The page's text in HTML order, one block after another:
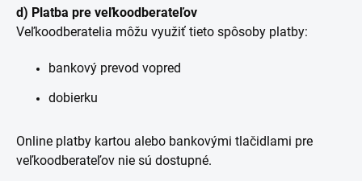
d) Platba pre veľkoodberateľov
Veľkoodberatelia môžu využiť tieto spôsoby platby:
bankový prevod vopred
dobierku
Online platby kartou alebo bankovými tlačidlami pre
veľkoodberateľov nie sú dostupné.